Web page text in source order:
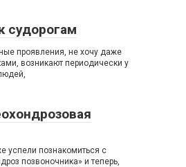
судорогам
проявления, не хочу даже
возникают периодически у
успели познакомиться с
позвоночника» и теперь,